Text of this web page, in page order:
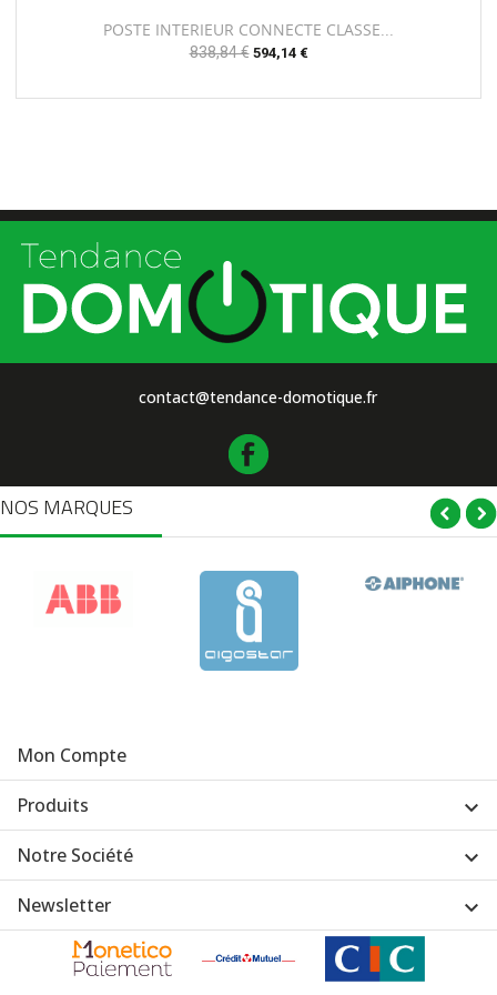
POSTE INTERIEUR CONNECTE CLASSE...
Prix
838,84 € Prix
594,14 €
contact@tendance-domotique.fr
NOS MARQUES
Mon Compte
Produits 
Notre Société 
Newsletter 